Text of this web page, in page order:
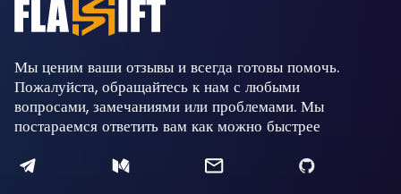
Мы ценим ваши отзывы и всегда готовы помочь.
Пожалуйста, обращайтесь к нам с любыми
вопросами, замечаниями или проблемами. Мы
постараемся ответить вам как можно быстрее